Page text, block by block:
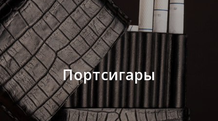
Портсигары